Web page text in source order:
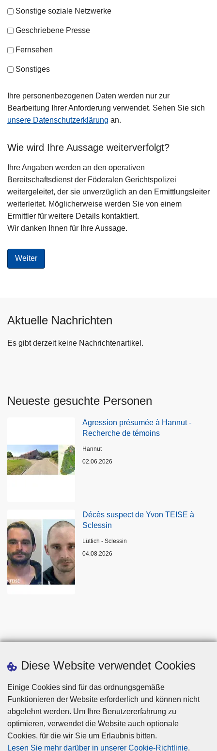
Diese Website verwendet Cookies
Einige Cookies sind für das ordnungsgemäße
Funktionieren der Website erforderlich und können nicht
abgelehnt werden. Um Ihre Benutzererfahrung zu
optimieren, verwendet die Website auch optionale
Cookies, für die wir Sie um Erlaubnis bitten.
Lesen Sie mehr darüber in unserer Cookie-Richtlinie.
Sonstige soziale Netzwerke
Geschriebene Presse
Fernsehen
Sonstiges
Ihre personenbezogenen Daten werden nur zur
Bearbeitung Ihrer Anforderung verwendet. Sehen Sie sich
unsere Datenschutzerklärung an.
Wie wird Ihre Aussage weiterverfolgt?
Ihre Angaben werden an den operativen
Bereitschaftsdienst der Föderalen Gerichtspolizei
weitergeleitet, der sie unverzüglich an den Ermittlungsleiter
weiterleitet. Möglicherweise werden Sie von einem
Ermittler für weitere Details kontaktiert.
Wir danken Ihnen für Ihre Aussage.
Aktuelle Nachrichten
Es gibt derzeit keine Nachrichtenartikel.
Neueste gesuchte Personen
Agression présumée à Hannut -
Recherche de témoins
Standort
Hannut
02.06.2026
Décès suspect de Yvon TEISE à
Sclessin
Standort
Lüttich - Sclessin
04.08.2026
Disclaimer